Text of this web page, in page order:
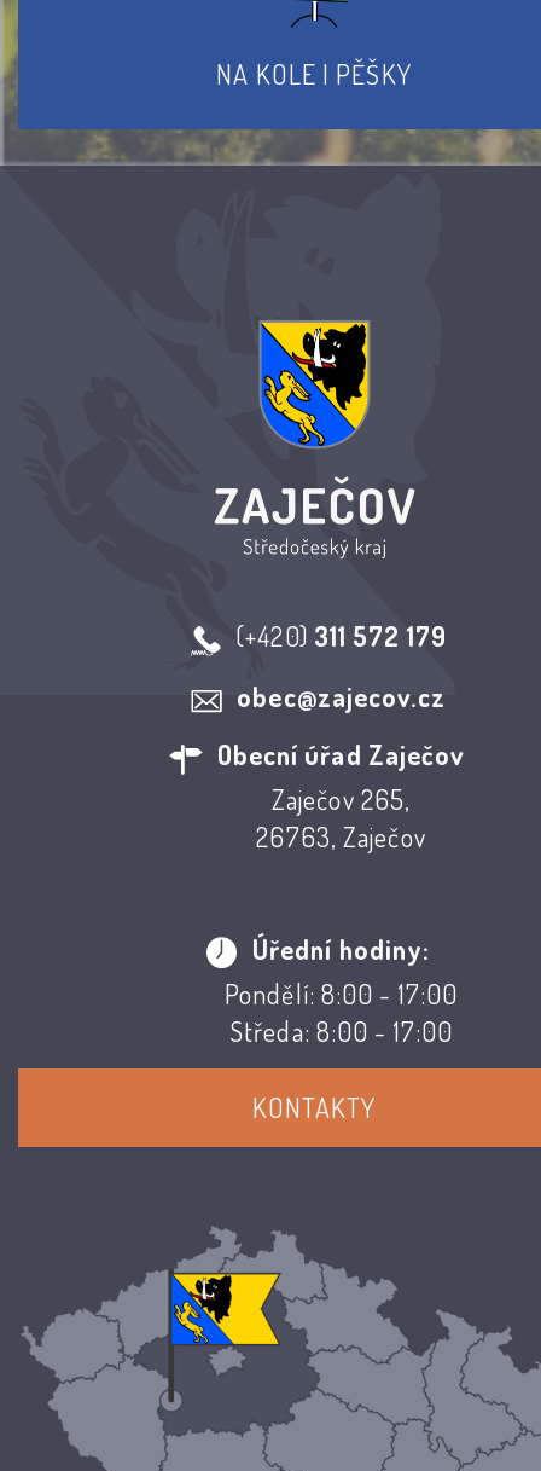
NA KOLE I PĚŠKY
(+420) 311 572 179
obec@zajecov.cz
Obecní úřad Zaječov
Zaječov 265,
26763, Zaječov
Úřední hodiny:
Pondělí: 8:00 - 17:00
Středa: 8:00 - 17:00
KONTAKTY